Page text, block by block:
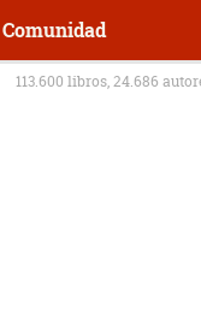
Comunidad
113.600 libros, 24.686